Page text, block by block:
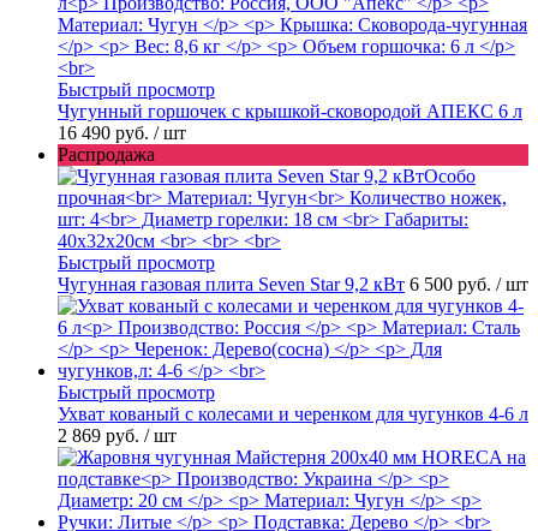
Быстрый просмотр
Чугунный горшочек с крышкой-сковородой АПЕКС 6 л
16 490 руб. / шт
Распродажа
Быстрый просмотр
Чугунная газовая плита Seven Star 9,2 кВт 6 500 руб. / шт
Быстрый просмотр
Ухват кованый с колесами и черенком для чугунков 4-6 л
2 869 руб. / шт